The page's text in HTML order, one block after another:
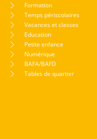
Formation
Temps périscolaires
Vacances et classes
Education
Petite enfance
Numérique
BAFA/BAFD
Tables de quartier